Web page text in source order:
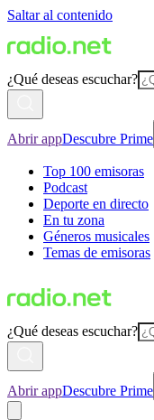
Saltar al contenido
¿Qué deseas escuchar?
Abrir appDescubre Prime
Top 100 emisoras
Podcast
Deporte en directo
En tu zona
Géneros musicales
Temas de emisoras
¿Qué deseas escuchar?
Abrir appDescubre Prime